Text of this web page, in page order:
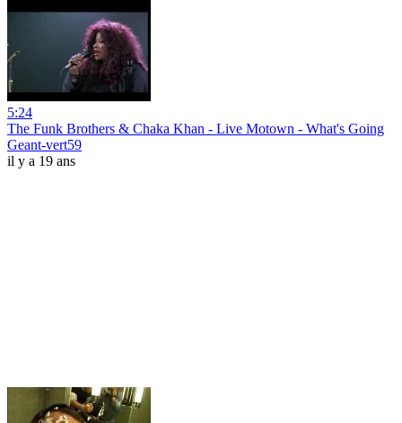
5:24
The Funk Brothers & Chaka Khan - Live Motown - What's Going
Geant-vert59
il y a 19 ans